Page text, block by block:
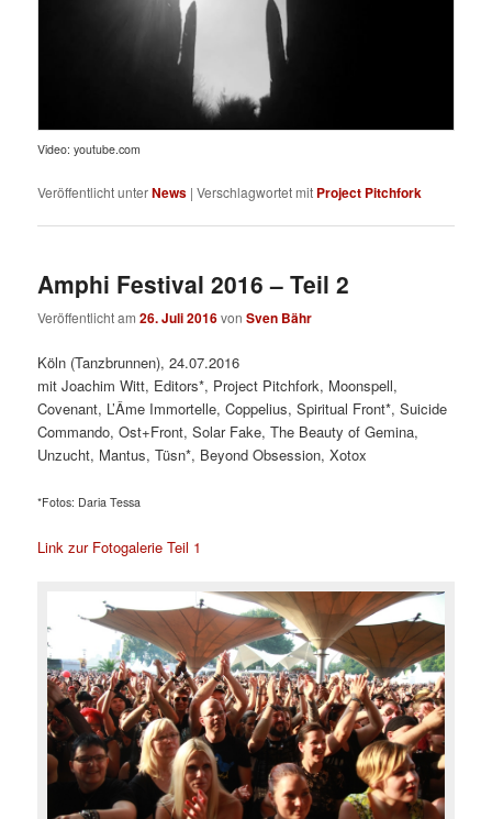
Video: youtube.com
Veröffentlicht unterNews |Verschlagwortet mit Project Pitchfork
Amphi Festival 2016 – Teil 2
Veröffentlicht am26. Juli 2016vonSven Bähr
Köln (Tanzbrunnen), 24.07.2016
mit Joachim Witt, Editors*, Project Pitchfork, Moonspell,
Covenant, L’Âme Immortelle, Coppelius, Spiritual Front*, Suicide
Commando, Ost+Front, Solar Fake, The Beauty of Gemina,
Unzucht, Mantus, Tüsn*, Beyond Obsession, Xotox
*Fotos: Daria Tessa
Link zur Fotogalerie Teil 1